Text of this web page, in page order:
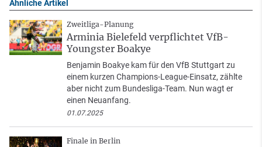
Ähnliche Artikel
Zweitliga-Planung
Arminia Bielefeld verpflichtet VfB-
Youngster Boakye
Benjamin Boakye kam für den VfB Stuttgart zu
einem kurzen Champions-League-Einsatz, zählte
aber nicht zum Bundesliga-Team. Nun wagt er
einen Neuanfang.
01.07.2025
Finale in Berlin